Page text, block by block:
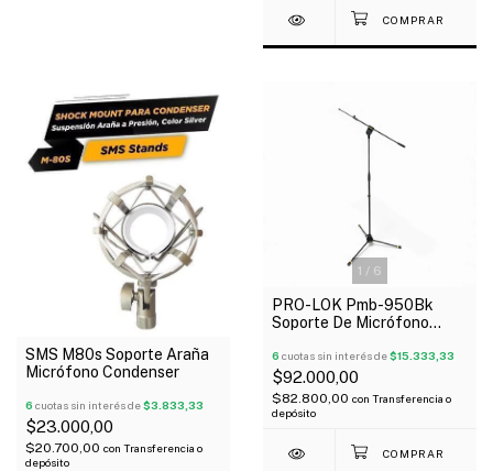
SMS M80s Soporte Araña
Micrófono Condenser
6 cuotas sin interés de$3.833,33
$23.000,00
$20.700,00 con Transferencia o
depósito
1 / 6
PRO-LOK Pmb-950Bk
Soporte De Micrófono
Oferta!
6 cuotas sin interés de$15.333,33
$92.000,00
$82.800,00 con Transferencia o
depósito